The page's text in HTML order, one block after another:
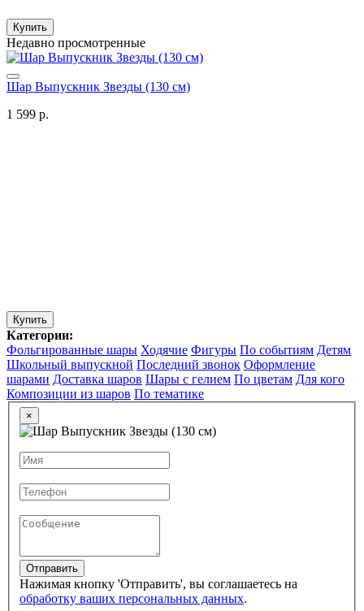
Купить
Недавно просмотренные
Шар Выпускник Звезды (130 см)
1 599 р.
Купить
Категории:
Фольгированные шары Ходячие Фигуры По событиям Детям
Школьный выпускной Последний звонок Оформление
шарами Доставка шаров Шары с гелием По цветам Для кого
Композиции из шаров По тематике
×
Отправить
Нажимая кнопку 'Отправить', вы соглашаетесь на
обработку ваших персональных данных.